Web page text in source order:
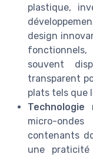
plastique,
design
souvent
transparent
plats tels que
Technologie
micro-
contenants
une